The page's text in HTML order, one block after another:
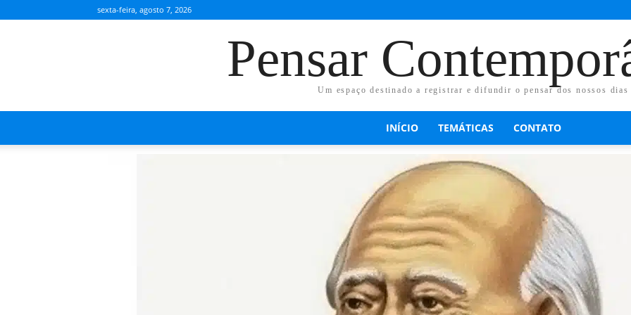
sexta-feira, agosto 7, 2026
Pensar
Um espaço destinado a registrar e difundir o pensar dos nossos dias
INÍCIO TEMÁTICAS CONTATO